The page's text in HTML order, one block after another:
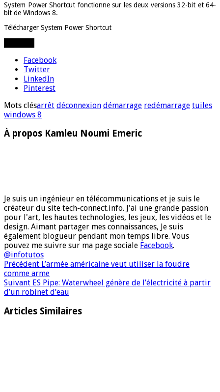
System Power Shortcut fonctionne sur les deux versions 32-bit et 64-
bit de Windows 8.
Télécharger System Power Shortcut
Facebook
Twitter
LinkedIn
Pinterest
Mots clésarrêt déconnexion démarrage redémarrage tuiles
windows 8
À propos Kamleu Noumi Emeric
Je suis un ingénieur en télécommunications et je suis le
créateur du site tech-connect.info. J'ai une grande passion
pour l'art, les hautes technologies, les jeux, les vidéos et le
design. Aimant partager mes connaissances, Je suis
également blogueur pendant mon temps libre. Vous
pouvez me suivre sur ma page sociale Facebook.
@infotutos
Précédent L’armée américaine veut utiliser la foudre
comme arme
Suivant ES Pipe: Waterwheel génère de l’électricité à partir
d’un robinet d’eau
Articles Similaires